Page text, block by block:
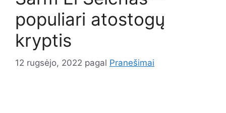
populiari atostogų
kryptis
12 rugsėjo, 2022 pagal Pranešimai